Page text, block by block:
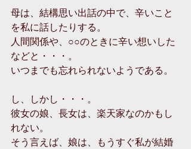
母は、結構思い出話の中で、辛いこと
を私に話したりする。
人間関係や、○○のときに辛い想いした
などと・・・。
いつまでも忘れられないようである。
し、しかし・・・。
彼女の娘、長女は、楽天家なのかもし
れない。
そう言えば、娘は、もうすぐ私が結婚